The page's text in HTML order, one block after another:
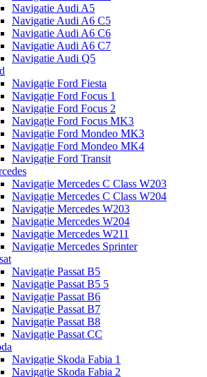
Navigatie Audi A5
Navigatie Audi A6 C5
Navigatie Audi A6 C6
Navigatie Audi A6 C7
Navigatie Audi Q5
Navigație Ford Fiesta
Navigație Ford Focus 1
Navigație Ford Focus 2
Navigație Ford Focus MK3
Navigație Ford Mondeo MK3
Navigație Ford Mondeo MK4
Navigație Ford Transit
Navigație Mercedes C Class W203
Navigație Mercedes C Class W204
Navigație Mercedes W203
Navigație Mercedes W204
Navigație Mercedes W211
Navigație Mercedes Sprinter
Navigație Passat B5
Navigație Passat B5 5
Navigație Passat B6
Navigație Passat B7
Navigație Passat B8
Navigație Passat CC
Navigație Skoda Fabia 1
Navigație Skoda Fabia 2